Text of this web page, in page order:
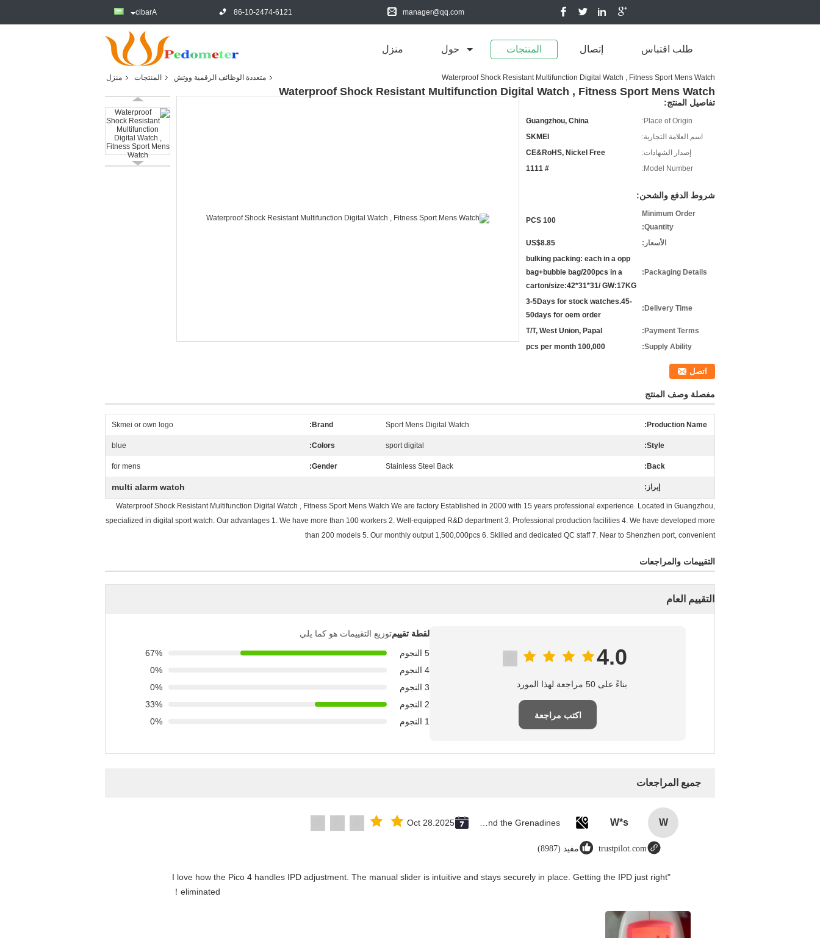
manager@qq.com
86-10-2474-6121
Arabic
منزل حول المنتجات إتصال طلب اقتباس
منزل المنتجات متعددة الوظائف الرقمية ووتش Waterproof Shock Resistant Multifunction Digital Watch , Fitness Sport Mens Watch
Waterproof Shock Resistant Multifunction Digital Watch , Fitness Sport Mens Watch
تفاصيل المنتج:
Place of Origin:
Guangzhou, China
اسم العلامة التجارية:
SKMEI
إصدار الشهادات:
CE&RoHS, Nickel Free
Model Number:
# 1111
شروط الدفع والشحن:
Minimum Order
Quantity:
100 PCS
الأسعار: US$8.85
Packaging Details:
bulking packing: each in a opp
bag+bubble bag/200pcs in a
carton/size:42*31*31/ GW:17KG
Delivery Time:
3-5Days for stock watches.45-
50days for oem order
Payment Terms:
T/T, West Union, Papal
Supply Ability:
100,000 pcs per month
اتصل
مفصلة وصف المنتج
Production Name:
Sport Mens Digital Watch
Brand:
Skmei or own logo
Style:
sport digital
Colors:
blue
Back:
Stainless Steel Back
Gender:
for mens
إبراز: multi alarm watch
Waterproof Shock Resistant Multifunction Digital Watch , Fitness Sport Mens Watch We are factory Established in 2000 with 15 years professional experience. Located in Guangzhou,
specialized in digital sport watch. Our advantages 1. We have more than 100 workers 2. Well-equipped R&D department 3. Professional production facilities 4. We have developed more
than 200 models 5. Our monthly output 1,500,000pcs 6. Skilled and dedicated QC staff 7. Near to Shenzhen port, convenient
التقييمات والمراجعات
التقييم العام
4.0
بناءً على 50 مراجعة لهذا المورد
اكتب مراجعة
لقطة تقييمتوزيع التقييمات هو كما يلي
5 النجوم
67%
4 النجوم
0%
3 النجوم
0%
2 النجوم
33%
1 النجوم
0%
جميع المراجعات
W
W*s
Oct 28.2025
trustpilot.com مفيد (8987)
"I love how the Pico 4 handles IPD adjustment. The manual slider is intuitive and stays securely in place. Getting the IPD just right
eliminated！